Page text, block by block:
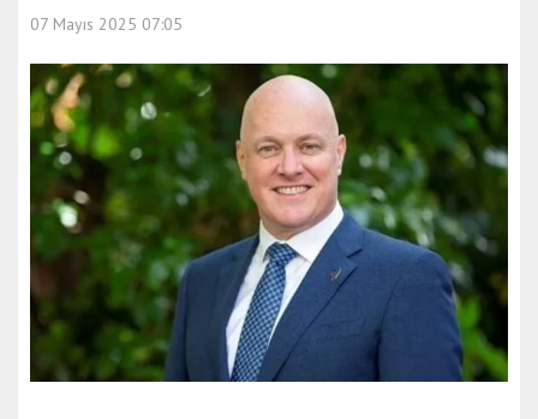
07 Mayıs 2025 07:05